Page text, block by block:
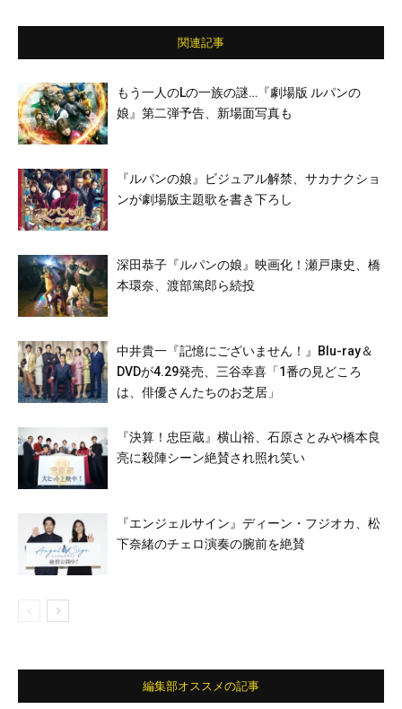
治／升毅／谷村美月／近藤公園／村杉蝉之介
／渡辺大／矢野聖人／田口浩正／斎藤歩／岡
山天音／矢島健一／津嘉山正種／毎熊克哉／
丈二／高川裕也／木下隆行／木本武宏／池上
紗理依 ほか
関連記事
もう一人のLの一族の謎…『劇場版 ルパンの
娘』第二弾予告、新場面写真も
『ルパンの娘』ビジュアル解禁、サカナクショ
ンが劇場版主題歌を書き下ろし
深田恭子『ルパンの娘』映画化！瀬戸康史、橋
本環奈、渡部篤郎ら続投
中井貴一『記憶にございません！』Blu-ray＆
DVDが4.29発売、三谷幸喜「1番の見どころ
は、俳優さんたちのお芝居」
『決算！忠臣蔵』横山裕、石原さとみや橋本良
亮に殺陣シーン絶賛され照れ笑い
『エンジェルサイン』ディーン・フジオカ、松
下奈緒のチェロ演奏の腕前を絶賛
編集部オススメの記事